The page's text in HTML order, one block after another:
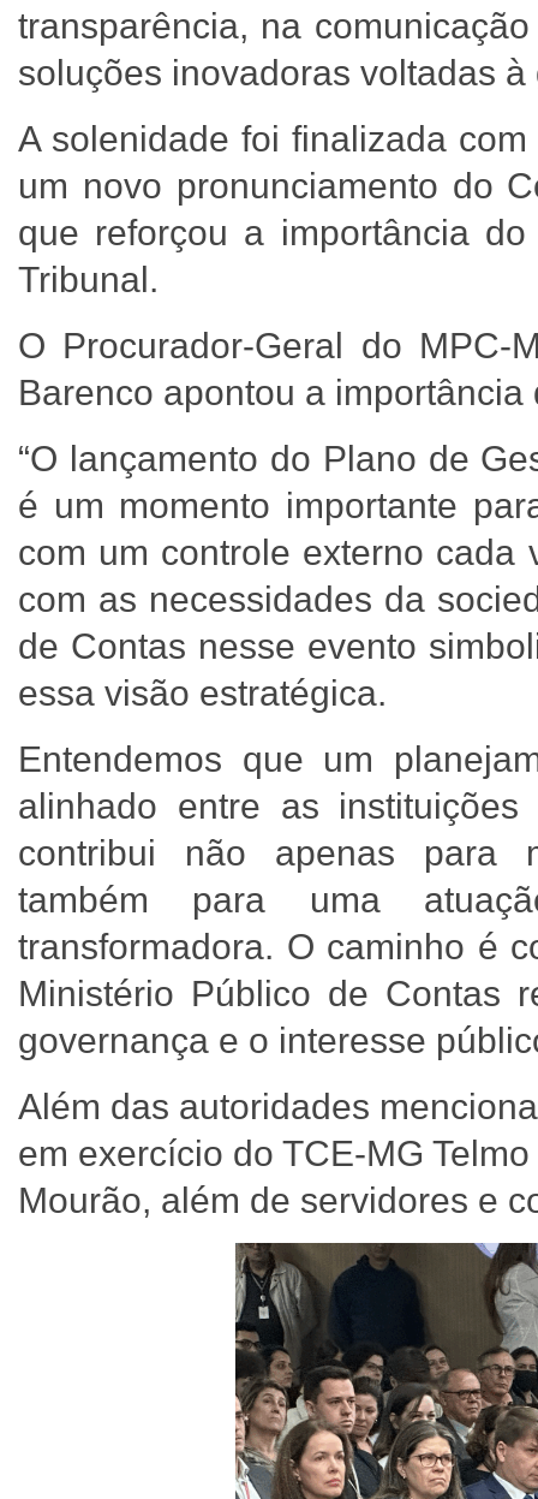
transparência, na
soluções inovadoras voltadas
A solenidade foi finalizada
um novo pronunciamento do
que reforçou a importância
Tribunal.
O Procurador-Geral do MPC-
Barenco apontou a
“O lançamento do Plano de
é um momento importante
com um controle externo cada
com as necessidades da
de Contas nesse evento
essa visão estratégica.
Entendemos que um
alinhado entre as
contribui não apenas para
também para uma
transformadora. O caminho é
Ministério Público de Contas
governança e o interesse
Além das autoridades
em exercício do TCE-MG
Mourão, além de servidores e